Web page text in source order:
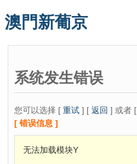
澳門新葡京
系统发生错误
您可以选择 [ 重试 ] [ 返回 ] 或者 [
[ 错误信息 ]
无法加载模块Y